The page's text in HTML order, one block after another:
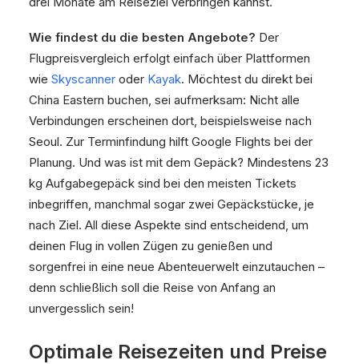
Wie findest du die besten Angebote? Der
Flugpreisvergleich erfolgt einfach über Plattformen
wie Skyscanner oder Kayak. Möchtest du direkt bei
China Eastern buchen, sei aufmerksam: Nicht alle
Verbindungen erscheinen dort, beispielsweise nach
Seoul. Zur Terminfindung hilft Google Flights bei der
Planung. Und was ist mit dem Gepäck? Mindestens 23
kg Aufgabegepäck sind bei den meisten Tickets
inbegriffen, manchmal sogar zwei Gepäckstücke, je
nach Ziel. All diese Aspekte sind entscheidend, um
deinen Flug in vollen Zügen zu genießen und
sorgenfrei in eine neue Abenteuerwelt einzutauchen –
denn schließlich soll die Reise von Anfang an
unvergesslich sein!
Optimale Reisezeiten und Preise